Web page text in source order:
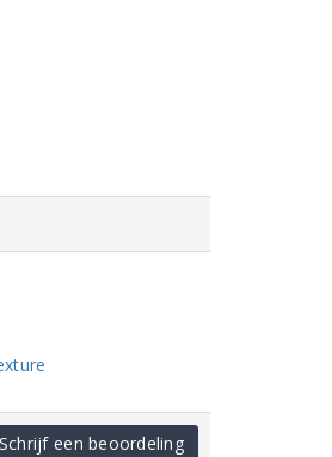
Schrijf een beoordeling